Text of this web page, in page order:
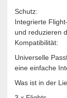
Schutz:
Integrierte
und reduzieren
Kompatibilität:
Universelle
eine einfache
Was ist in der